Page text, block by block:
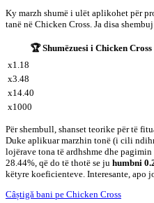
Ky marzh shumë i ulët aplikohet për
tanë në Chicken Cross. Ja disa
🏆Shumëzuesi i Chicken Cross
x1.18
x3.48
x14.40
x1000
Për shembull, shanset teorike për të
Duke aplikuar marzhin tonë (i cili
lojërave tona të ardhshme dhe
28.44%, që do të thotë se ju humbni
këtyre koeficienteve. Interesante, apo
Câștigă bani pe Chicken Cross